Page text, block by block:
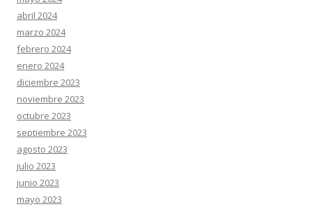
abril 2024
marzo 2024
febrero 2024
enero 2024
diciembre 2023
noviembre 2023
octubre 2023
septiembre 2023
agosto 2023
julio 2023
junio 2023
mayo 2023